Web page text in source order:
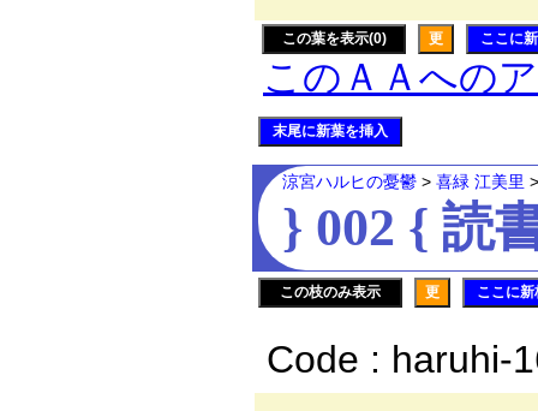
この葉を表示(0) 更 ここに
このＡＡへの
末尾に新葉を挿入
涼宮ハルヒの憂鬱 > 喜緑 江美里
} 002 { 読
この枝のみ表示 更 ここに
Code : haruhi-